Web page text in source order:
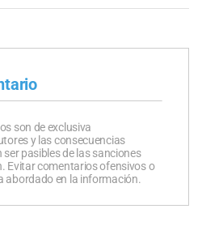
son de exclusiva
y las consecuencias
pasibles de las sanciones
Evitar comentarios ofensivos o
abordado en la información.